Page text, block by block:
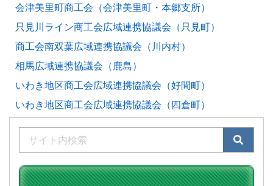
会津美里町商工会（会津美里町・本郷支所）
只見川ライン商工会広域連携協議会（只見町）
商工会南双葉広域連携協議会（川内村）
相馬広域連携協議会（鹿島）
いわき地区商工会広域連携協議会（好間町）
いわき地区商工会広域連携協議会（四倉町）